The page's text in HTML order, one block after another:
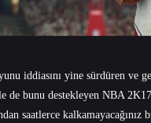
iddiasını yine sürdüren ve
de bunu destekleyen NBA
saatlerce kalkamayacağınız